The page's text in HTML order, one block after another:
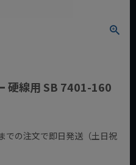
硬線用 SB 7401-160
での注文で即日発送（土日祝